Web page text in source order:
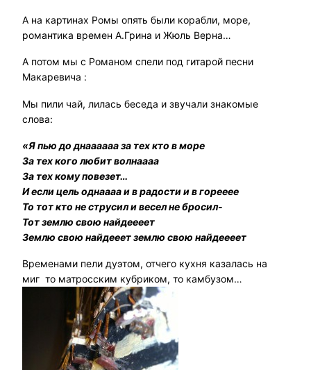
А на картинах Ромы опять были корабли, море,
романтика времен А.Грина и Жюль Верна…
А потом мы с Романом спели под гитарой песни
Макаревича :
Мы пили чай, лилась беседа и звучали знакомые
слова:
«Я пью до днаааааа за тех кто в море
За тех кого любит волнаааа
За тех кому повезет…
И если цель однаааа и в радости и в горееее
То тот кто не струсил и весел не бросил-
Тот землю свою найдеееет
Землю свою найдееет землю свою найдеееет
Временами пели дуэтом, отчего кухня казалась на
миг то матросским кубриком, то камбузом…